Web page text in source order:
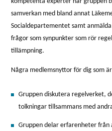
samverkan med bland annat
Socialdepartementet samt
frågor som synpunkter som rör
tillämpning.
Några medlemsnyttor för dig som
Gruppen diskutera regelverket,
tolkningar tillsammans med
Gruppen delar erfarenheter